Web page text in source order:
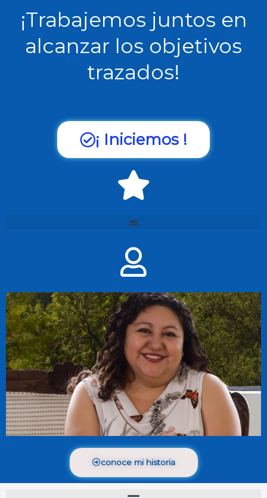
¡Trabajemos juntos en
alcanzar los objetivos
trazados!
¡ Iniciemos !
conoce mi historia